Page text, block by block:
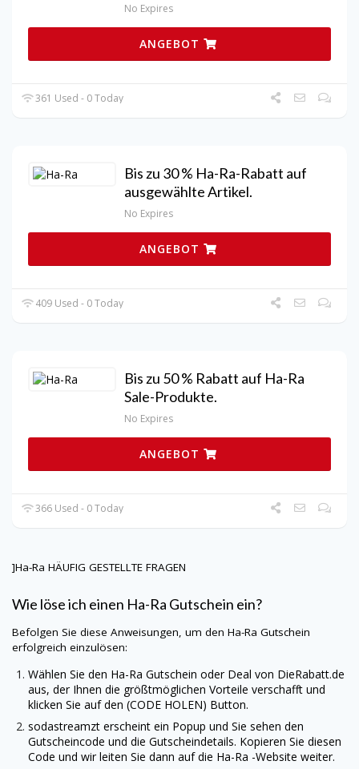
No Expires
ANGEBOT
361 Used - 0 Today
Bis zu 30 % Ha-Ra-Rabatt auf
ausgewählte Artikel.
No Expires
ANGEBOT
409 Used - 0 Today
Bis zu 50 % Rabatt auf Ha-Ra
Sale-Produkte.
No Expires
ANGEBOT
366 Used - 0 Today
]Ha-Ra HÄUFIG GESTELLTE FRAGEN
Wie löse ich einen Ha-Ra Gutschein ein?
Befolgen Sie diese Anweisungen, um den Ha-Ra Gutschein
erfolgreich einzulösen:
Wählen Sie den Ha-Ra Gutschein oder Deal von DieRabatt.de
aus, der Ihnen die größtmöglichen Vorteile verschafft und
klicken Sie auf den (CODE HOLEN) Button.
sodastreamzt erscheint ein Popup und Sie sehen den
Gutscheincode und die Gutscheindetails. Kopieren Sie diesen
Code und wir leiten Sie dann auf die Ha-Ra -Website weiter.